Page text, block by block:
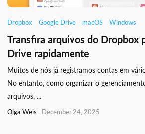
Dropbox Google Drive macOS Windows
Transfira arquivos do Dropbox
Drive rapidamente
Muitos de nós já registramos contas em
No entanto, como organizar o
arquivos, ...
Olga Weis December 24, 2025